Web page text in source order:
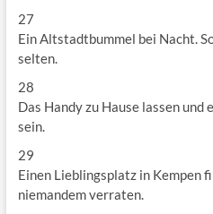
27
Ein Altstadtbummel bei Nacht.
selten.
28
Das Handy zu Hause lassen und
sein.
29
Einen Lieblingsplatz in Kempen
niemandem verraten.